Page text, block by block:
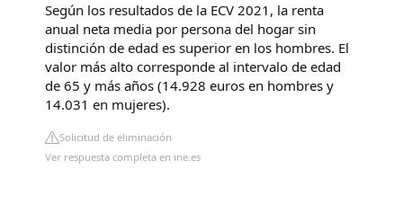
Según los resultados de la ECV 2021, la renta
anual neta media por persona del hogar sin
distinción de edad es superior en los hombres. El
valor más alto corresponde al intervalo de edad
de 65 y más años (14.928 euros en hombres y
14.031 en mujeres).
Solicitud de eliminación
Ver respuesta completa en ine.es